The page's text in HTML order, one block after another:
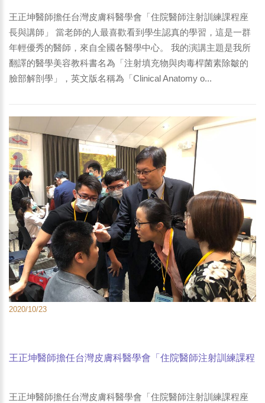
王正坤醫師擔任台灣皮膚科醫學會「住院醫師注射訓練課程座
長與講師」 當老師的人最喜歡看到學生認真的學習，這是一群
年輕優秀的醫師，來自全國各醫學中心。 我的演講主題是我所
翻譯的醫學美容教科書名為「注射填充物與肉毒桿菌素除皺的
臉部解剖學」，英文版名稱為「Clinical Anatomy o...
2020/10/23
王正坤醫師擔任台灣皮膚科醫學會「住院醫師注射訓練課程
王正坤醫師擔任台灣皮膚科醫學會「住院醫師注射訓練課程座